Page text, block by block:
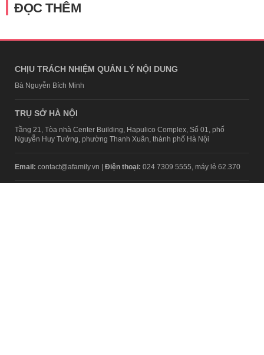
ĐỌC THÊM
CHỊU TRÁCH NHIỆM QUẢN LÝ NỘI DUNG
Bà Nguyễn Bích Minh
TRỤ SỞ HÀ NỘI
Tầng 21, Tòa nhà Center Building, Hapulico Complex, Số 01, phố
Nguyễn Huy Tưởng, phường Thanh Xuân, thành phố Hà Nội
Email: contact@afamily.vn | Điện thoại: 024 7309 5555, máy lẻ 62.370